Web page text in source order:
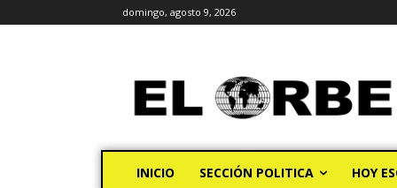
domingo, agosto 9, 2026
INICIO SECCIÓN POLITICA HOY